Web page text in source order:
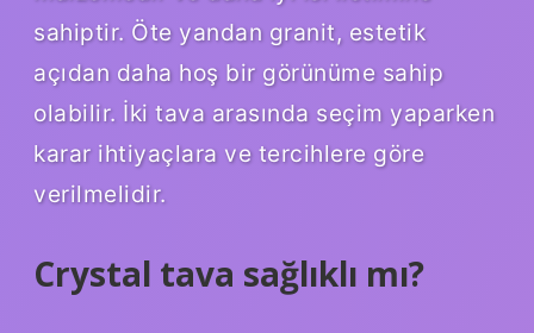
sahiptir. Öte yandan granit, estetik
açıdan daha hoş bir görünüme sahip
olabilir. İki tava arasında seçim yaparken
karar ihtiyaçlara ve tercihlere göre
verilmelidir.
Crystal tava sağlıklı mı?